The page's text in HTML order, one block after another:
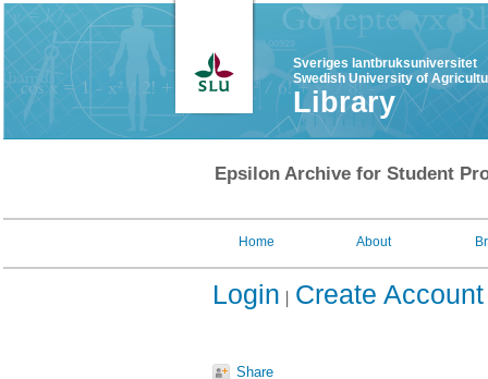
Sveriges lantbruksuniversitet
Swedish University of
Library
Epsilon Archive for Student
Home About
Login Create Account
Share